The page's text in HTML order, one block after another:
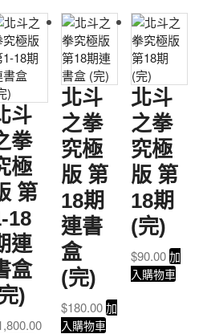
項
目
排
序
斗
拳
極
第
18
連
盒
)
北斗
之拳
究極
版 第
18期
連書
盒
(完)
$180.00 加
入購物車
北斗
之拳
究極
版 第
18期
(完)
$90.00 加
入購物車